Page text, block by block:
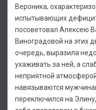
Вероника,
испытывающих
посоветовал Алексею
Виноградовой на этих
очередь, выразила
ухаживать за ней, а
неприятной
навязываются
переключился на